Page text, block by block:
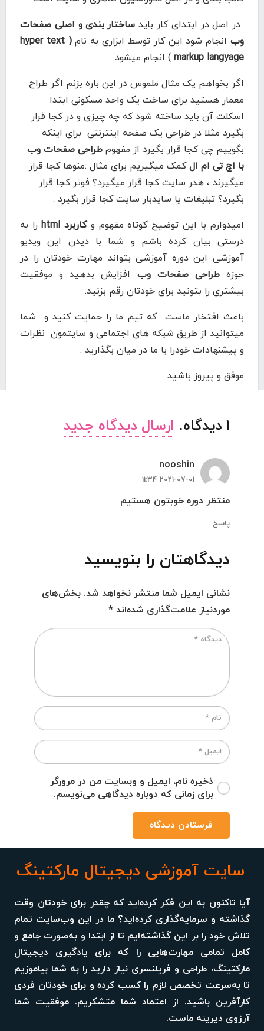
در اصل در ابتدای کار باید ساختار بندی و اصلی صفحات
وبانجام شود این کار توسط ابزاری به نام ( hyper text
markup langyage ) انجام میشود.
اگر بخواهم یک مثال ملموس در این باره بزنم اگر طراح
معمار هستید برای ساخت یک واحد مسکونی ابتدا
اسکلت آن باید ساخته شود که چه چیزی و در کجا قرار
بگیرد مثلا در طراحی یک صفحه اینترنتی برای اینکه
بگوییم چی کجا قرار بگیرد از مفهوم طراحی صفحات وب
با اچ تی ام الکمک میگیریم برای مثال :منوها کجا قرار
میگیرند ، هدر سایت کجا قرار میگیرد؟ فوتر کجا قرار
بگیرد؟ تبلیغات یا سایدبار سایت کجا قرار بگیرد .
امیدوارم با این توضیح کوتاه مفهوم وکاربرد html
را به
درستی بیان کرده باشم و شما با دیدن این ویدیو
آموزشی این دوره آموزشی بتواند مهارت خودتان را در
حوزهطراحی صفحات وب افزایش بدهید و موفقیت
بیشتری را بتونید برای خودتان رقم بزنید.
باعث افتخار ماست که تیم ما را حمایت کنید و شما
میتوانید از طریق شبکه های اجتماعی و سایتمون نظرات
و پیشنهادات خودرا با ما در میان بگذارید .
موفق و پیروز باشید
1 دیدگاه. ارسال دیدگاه جدید
nooshin
2021-07-01 11:34
منتظر دوره خوبتون هستیم
پاسخ
دیدگاهتان را بنویسید
نشانی ایمیل شما منتشر نخواهد شد. بخش‌های
موردنیاز علامت‌گذاری شده‌اند *
ذخیره نام، ایمیل و وبسایت من در مرورگر
برای زمانی که دوباره دیدگاهی می‌نویسم.
فرستادن دیدگاه
سایت آموزشی دیجیتال مارکتینگ
آیا تاکنون به این فکر کرده‌اید که چقدر برای خودتان وقت
گذاشته و سرمایه‌گذاری کرده‌اید؟ ما در این وب‌سایت تمام
تلاش خود را بر این گذاشته‌ایم تا از ابتدا و به‌صورت جامع و
کامل تمامی مهارت‌هایی را که برای یادگیری دیجیتال
مارکتینگ، طراحی و فریلنسری نیاز دارید را به شما بیاموزیم
تا به‌سرعت تخصص لازم را کسب کرده و برای خودتان فردی
کارآفرین باشید. از اعتماد شما متشکریم. موفقیت شما
آرزوی دیرینه ماست.